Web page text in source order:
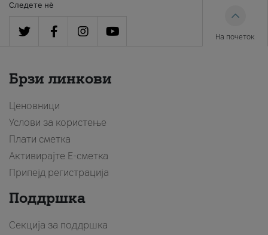
Следете нè
На почеток
Брзи линкови
Ценовници
Услови за користење
Плати сметка
Активирајте Е-сметка
Припејд регистрација
Поддршка
Секција за поддршка